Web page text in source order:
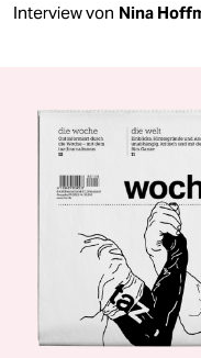
Interview von Nina